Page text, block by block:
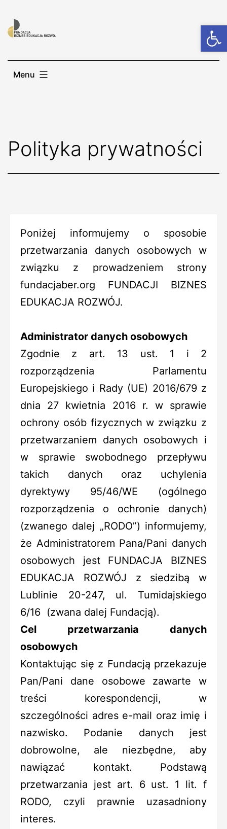
Menu
Polityka prywatności
Poniżej informujemy o sposobie
przetwarzania danych osobowych w
związku z prowadzeniem strony
fundacjaber.org FUNDACJI BIZNES
EDUKACJA ROZWÓJ.
Administrator danych osobowych
Zgodnie z art. 13 ust. 1 i 2
rozporządzenia Parlamentu
Europejskiego i Rady (UE) 2016/679 z
dnia 27 kwietnia 2016 r. w sprawie
ochrony osób fizycznych w związku z
przetwarzaniem danych osobowych i
w sprawie swobodnego przepływu
takich danych oraz uchylenia
dyrektywy 95/46/WE (ogólnego
rozporządzenia o ochronie danych)
(zwanego dalej „RODO”) informujemy,
że Administratorem Pana/Pani danych
osobowych jest FUNDACJA BIZNES
EDUKACJA ROZWÓJ z siedzibą w
Lublinie 20-247, ul. Tumidajskiego
6/16 (zwana dalej Fundacją).
Cel przetwarzania danych
osobowych
Kontaktując się z Fundacją przekazuje
Pan/Pani dane osobowe zawarte w
treści korespondencji, w
szczególności adres e-mail oraz imię i
nazwisko. Podanie danych jest
dobrowolne, ale niezbędne, aby
nawiązać kontakt. Podstawą
przetwarzania jest art. 6 ust. 1 lit. f
RODO, czyli prawnie uzasadniony
interes.